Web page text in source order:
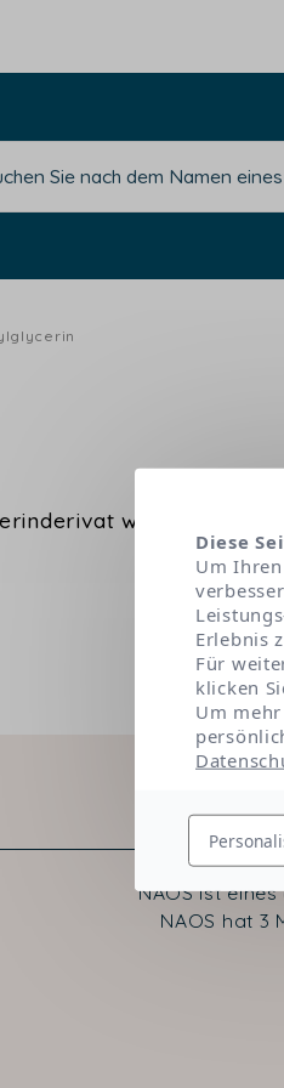
wird
NAOS ist
NAOS hat 3
Diese
Um
Erlebnis
Für
klicken
Um